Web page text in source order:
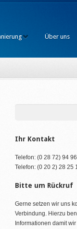
Über uns
Ihr Kontakt
Telefon: (0 28 72) 94
Telefon: (0 20 2) 28 25
Bitte um Rückruf
Gerne setzen wir uns
Verbindung. Hierzu
Informationen damit